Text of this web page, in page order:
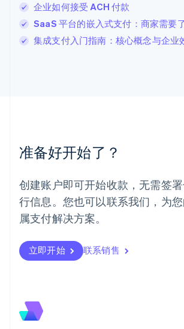
企业如何接受 ACH 付款
SaaS 平台的嵌入式支付：商家需要
集成支付入门指南：核心概念与企业
准备好开始了？
创建账户即可开始收款，无需签
行信息。您也可以联系我们，为
属支付解决方案。
立即开始 联系销售
DeutschEnglish
卢森堡
Français DeutschEnglish
罗马尼亚
墨西哥
EspañolEnglish
English
葡萄牙
PortuguêsEnglish
日本
瑞典
Svenska English
瑞士
English
斯洛伐克
English